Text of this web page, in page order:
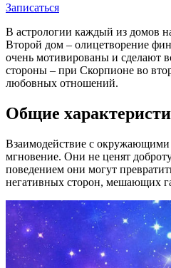
Записаться
В астрологии каждый из домов
Второй дом – олицетворение
очень мотивированы и сделают
стороны – при Скорпионе во
любовных отношений.
Общие
Взаимодействие с окружающими
мгновение. Они не ценят
поведением они могут
негативных сторон, мешающих